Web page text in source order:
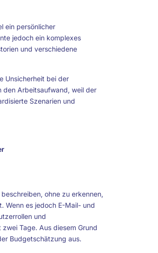
ein persönlicher
jedoch ein komplexes
und verschiedene
Unsicherheit bei der
Arbeitsaufwand, weil der
Szenarien und
ohne zu erkennen,
Wenn es jedoch E-Mail- und
und
Tage. Aus diesem Grund
Budgetschätzung aus.